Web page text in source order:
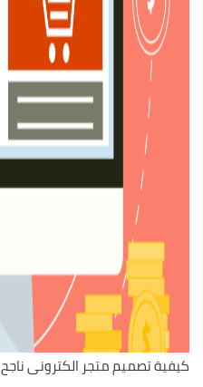
كيفية تصميم متجر الكترونى ناجح